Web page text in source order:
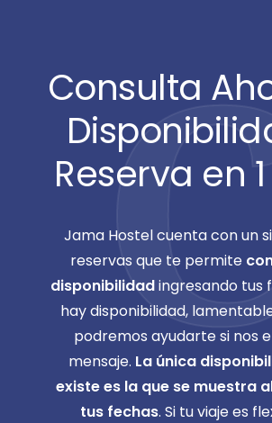
Consulta
Reserva en
Jama Hostel cuenta con un
reservas que te permite
disponibilidadingresando tus
hay disponibilidad,
podremos ayudarte si nos
mensaje. La única
existe es la que se muestra
tus fechas. Si tu viaje es